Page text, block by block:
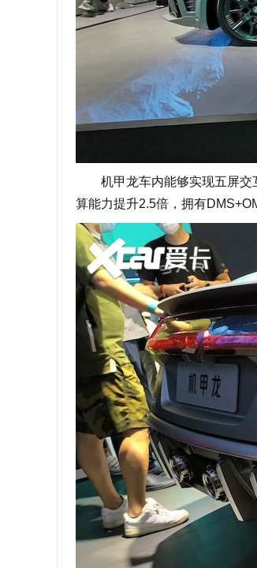
机甲龙车内能够实现五屏交互
算能力提升2.5倍，拥有